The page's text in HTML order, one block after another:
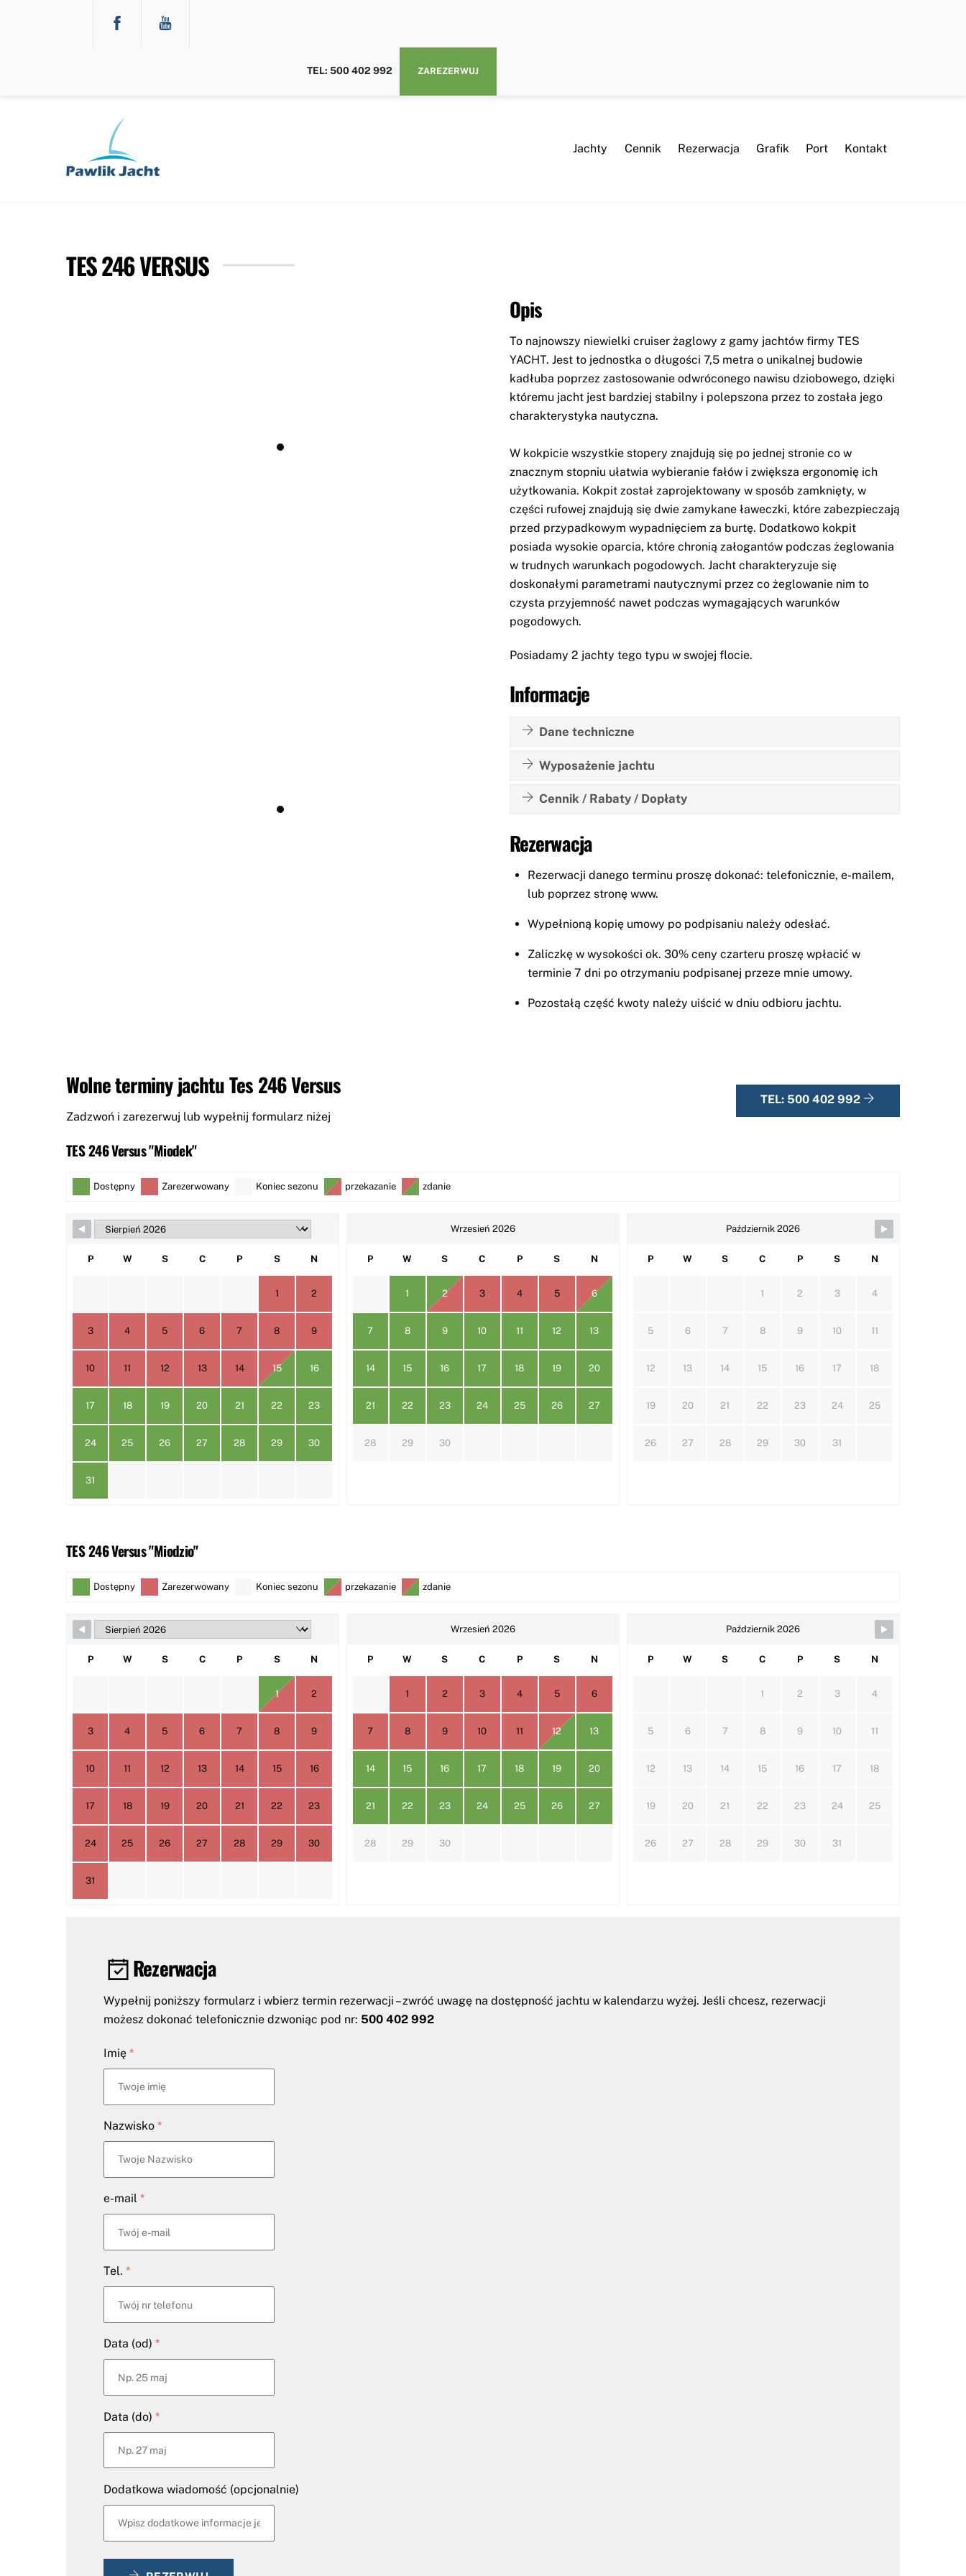
TEL: 500 402 992 ZAREZERWUJ
Jachty Cennik Rezerwacja Grafik Port Kontakt
TES 246 VERSUS
Opis
To najnowszy niewielki cruiser żaglowy z gamy jachtów firmy TES
YACHT. Jest to jednostka o długości 7,5 metra o unikalnej budowie
kadłuba poprzez zastosowanie odwróconego nawisu dziobowego, dzięki
któremu jacht jest bardziej stabilny i polepszona przez to została jego
charakterystyka nautyczna.
W kokpicie wszystkie stopery znajdują się po jednej stronie co w
znacznym stopniu ułatwia wybieranie fałów i zwiększa ergonomię ich
użytkowania. Kokpit został zaprojektowany w sposób zamknięty, w
części rufowej znajdują się dwie zamykane ławeczki, które zabezpieczają
przed przypadkowym wypadnięciem za burtę. Dodatkowo kokpit
posiada wysokie oparcia, które chronią załogantów podczas żeglowania
w trudnych warunkach pogodowych. Jacht charakteryzuje się
doskonałymi parametrami nautycznymi przez co żeglowanie nim to
czysta przyjemność nawet podczas wymagających warunków
pogodowych.
Posiadamy 2 jachty tego typu w swojej flocie.
Informacje
Dane techniczne
Wyposażenie jachtu
Cennik / Rabaty / Dopłaty
Rezerwacja
Rezerwacji danego terminu proszę dokonać: telefonicznie, e-mailem,
lub poprzez stronę www.
Wypełnioną kopię umowy po podpisaniu należy odesłać.
Zaliczkę w wysokości ok. 30% ceny czarteru proszę wpłacić w
terminie 7 dni po otrzymaniu podpisanej przeze mnie umowy.
Pozostałą część kwoty należy uiścić w dniu odbioru jachtu.
Wolne terminy jachtu Tes 246 Versus
Zadzwoń i zarezerwuj lub wypełnij formularz niżej
TEL: 500 402 992
TES 246 Versus "Miodek"
Dostępny Zarezerwowany Koniec sezonu przekazanie zdanie
P W S C P S N
1 2
3 4 5 6 7 8 9
10 11 12 13 14 15 16
17 18 19 20 21 22 23
24 25 26 27 28 29 30
31
Wrzesień 2026
P W S C P S N
1 2 3 4 5 6
7 8 9 10 11 12 13
14 15 16 17 18 19 20
21 22 23 24 25 26 27
28 29 30
Październik 2026
P W S C P S N
1 2 3 4
5 6 7 8 9 10 11
12 13 14 15 16 17 18
19 20 21 22 23 24 25
26 27 28 29 30 31
TES 246 Versus "Miodzio"
Dostępny Zarezerwowany Koniec sezonu przekazanie zdanie
P W S C P S N
1 2
3 4 5 6 7 8 9
10 11 12 13 14 15 16
17 18 19 20 21 22 23
24 25 26 27 28 29 30
31
Wrzesień 2026
P W S C P S N
1 2 3 4 5 6
7 8 9 10 11 12 13
14 15 16 17 18 19 20
21 22 23 24 25 26 27
28 29 30
Październik 2026
P W S C P S N
1 2 3 4
5 6 7 8 9 10 11
12 13 14 15 16 17 18
19 20 21 22 23 24 25
26 27 28 29 30 31
Rezerwacja
Wypełnij poniższy formularz i wbierz termin rezerwacji – zwróć uwagę na dostępność jachtu w kalendarzu wyżej. Jeśli chcesz, rezerwacji
możesz dokonać telefonicznie dzwoniąc pod nr: 500 402 992
Imię *
Nazwisko *
e-mail *
Tel. *
Data (od) *
Data (do) *
Dodatkowa wiadomość (opcjonalnie)